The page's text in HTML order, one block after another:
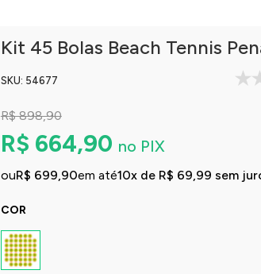
Kit 45 Bolas Beach Tennis
SKU: 54677
R$ 898,90
R$ 664,90 no PIX
ouR$ 699,90em até10x de R$ 69,99 sem
COR